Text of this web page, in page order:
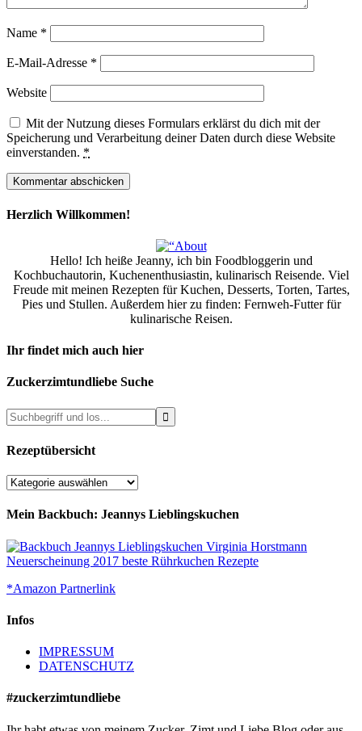
Name *
E-Mail-Adresse *
Website
Mit der Nutzung dieses Formulars erklärst du dich mit der
Speicherung und Verarbeitung deiner Daten durch diese Website
einverstanden. *
Herzlich Willkommen!
Hello! Ich heiße Jeanny, ich bin Foodbloggerin und
Kochbuchautorin, Kuchenenthusiastin, kulinarisch Reisende. Viel
Freude mit meinen Rezepten für Kuchen, Desserts, Torten, Tartes,
Pies und Stullen. Außerdem hier zu finden: Fernweh-Futter für
kulinarische Reisen.
Ihr findet mich auch hier
Zuckerzimtundliebe Suche
Rezeptübersicht
Rezeptübersicht
Mein Backbuch: Jeannys Lieblingskuchen
*Amazon Partnerlink
Infos
IMPRESSUM
DATENSCHUTZ
#zuckerzimtundliebe